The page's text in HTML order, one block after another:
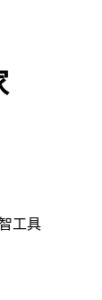
工具